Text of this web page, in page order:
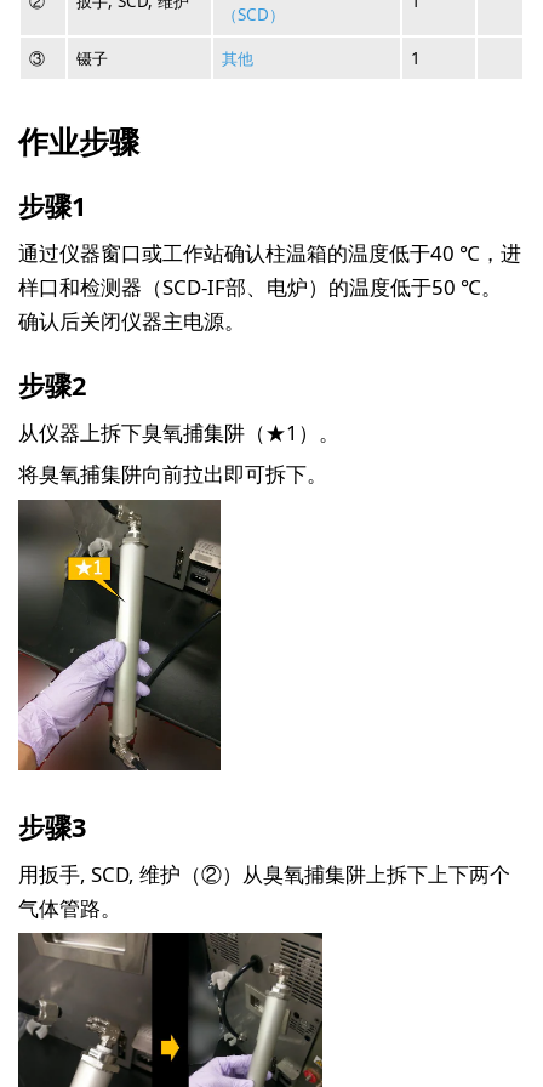
（SCD）
③ 镊子 其他 1
作业步骤
步骤1
通过仪器窗口或工作站确认柱温箱的温度低于40 ℃，进
样口和检测器（SCD-IF部、电炉）的温度低于50 ℃。
确认后关闭仪器主电源。
步骤2
从仪器上拆下臭氧捕集阱（★1）。
将臭氧捕集阱向前拉出即可拆下。
步骤3
用扳手, SCD, 维护（②）从臭氧捕集阱上拆下上下两个
气体管路。